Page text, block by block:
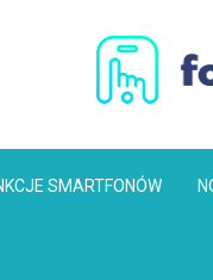
SMARTFONÓW